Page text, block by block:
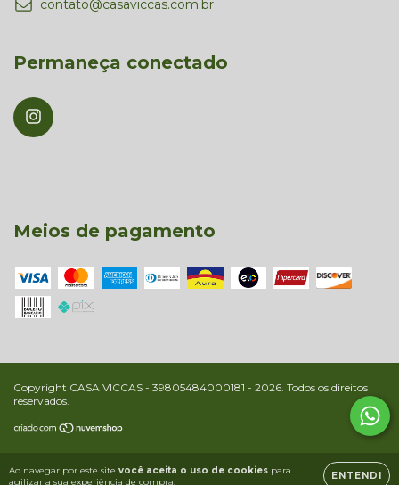
Ao navegar por este site você aceita o uso de cookies para
agilizar a sua experiência de compra.
ENTENDI
contato@casaviccas.com.br
Permaneça conectado
Meios de pagamento
Copyright CASA VICCAS - 39805484000181 - 2026. Todos os direitos
reservados.